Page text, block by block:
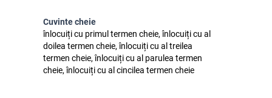
Cuvinte cheie
înlocuiți cu primul termen cheie, înlocuiți cu al
doilea termen cheie, înlocuiți cu al treilea
termen cheie, înlocuiți cu al parulea termen
cheie, înlocuiți cu al cincilea termen cheie